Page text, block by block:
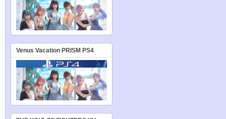
Venus Vacation PRISM PS4